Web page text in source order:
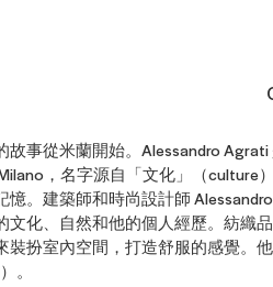
故事從米蘭開始。Alessandro
，名字源自「文化」（culture
憶。建築師和時尚設計師
文化、自然和他的個人經歷。紡織
裝扮室內空間，打造舒服的感覺。
。